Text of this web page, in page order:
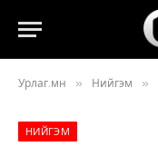
Урлаг.мн » Нийгэм »
НИЙГЭМ